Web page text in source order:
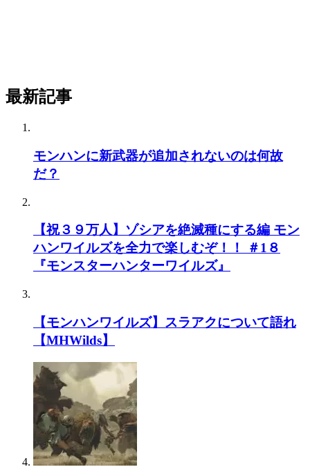
最新記事
モンハンに新武器が追加されないのは何故
だ？
【祝３９万人】ゾシアを絶滅種にする編 モン
ハンワイルズを全力で楽しむぞ！！ ＃1８
『モンスターハンターワイルズ』
【モンハンワイルズ】スラアクについて語れ
【MHWilds】